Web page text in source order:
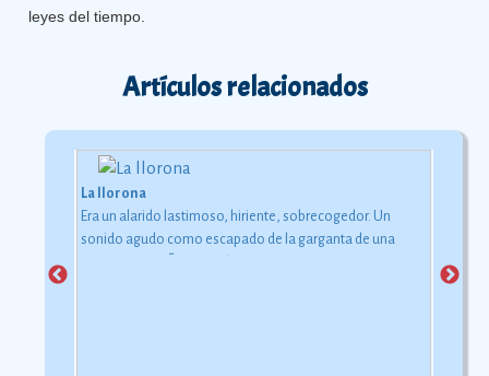
leyes del tiempo.
Artículos relacionados
La llorona
Era un alarido lastimoso, hiriente, sobrecogedor. Un
sonido agudo como escapado de la garganta de una